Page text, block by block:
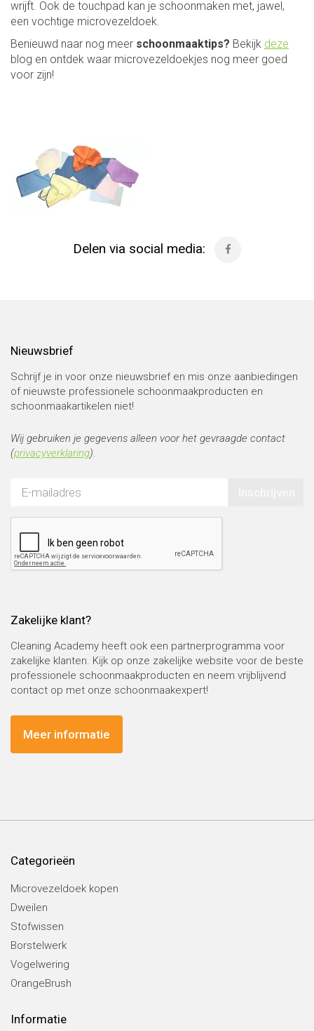
wrijft. Ook de touchpad kan je schoonmaken met, jawel,
een vochtige microvezeldoek.
Benieuwd naar nog meer schoonmaaktips? Bekijk deze
blog en ontdek waar microvezeldoekjes nog meer goed
voor zijn!
Delen via social media:
Nieuwsbrief
Schrijf je in voor onze nieuwsbrief en mis onze aanbiedingen
of nieuwste professionele schoonmaakproducten en
schoonmaakartikelen niet!
Wij gebruiken je gegevens alleen voor het gevraagde contact
(privacyverklaring).
Zakelijke klant?
Cleaning Academy heeft ook een partnerprogramma voor
zakelijke klanten. Kijk op onze zakelijke website voor de beste
professionele schoonmaakproducten en neem vrijblijvend
contact op met onze schoonmaakexpert!
Meer informatie
Categorieën
Microvezeldoek kopen
Dweilen
Stofwissen
Borstelwerk
Vogelwering
OrangeBrush
Informatie